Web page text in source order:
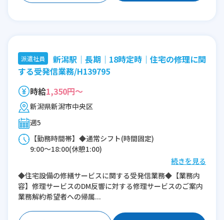
派遣社員
新潟駅│長期│18時定時｜住宅の修理に関
する受発信業務/H139795
時給1,350円～
新潟県新潟市中央区
週5
【勤務時間帯】◆通常シフト(時間固定)
9:00〜18:00(休憩1:00)
※残業：10時間程度/月
続きを見る
◆住宅設備の修繕サービスに関する受発信業務◆【業務内
容】修理サービスのDM反響に対する修理サービスのご案内
業務解約希望者への帰属...